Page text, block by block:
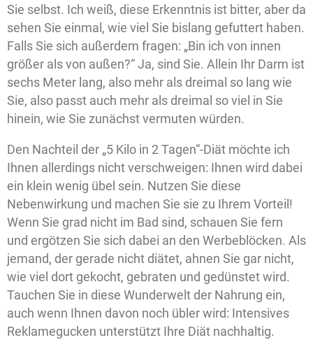
Sie selbst. Ich weiß, diese Erkenntnis ist bitter, aber da
sehen Sie einmal, wie viel Sie bislang gefuttert haben.
Falls Sie sich außerdem fragen: „Bin ich von innen
größer als von außen?“ Ja, sind Sie. Allein Ihr Darm ist
sechs Meter lang, also mehr als dreimal so lang wie
Sie, also passt auch mehr als dreimal so viel in Sie
hinein, wie Sie zunächst vermuten würden.
Den Nachteil der „5 Kilo in 2 Tagen“-Diät möchte ich
Ihnen allerdings nicht verschweigen: Ihnen wird dabei
ein klein wenig übel sein. Nutzen Sie diese
Nebenwirkung und machen Sie sie zu Ihrem Vorteil!
Wenn Sie grad nicht im Bad sind, schauen Sie fern
und ergötzen Sie sich dabei an den Werbeblöcken. Als
jemand, der gerade nicht diätet, ahnen Sie gar nicht,
wie viel dort gekocht, gebraten und gedünstet wird.
Tauchen Sie in diese Wunderwelt der Nahrung ein,
auch wenn Ihnen davon noch übler wird: Intensives
Reklamegucken unterstützt Ihre Diät nachhaltig.